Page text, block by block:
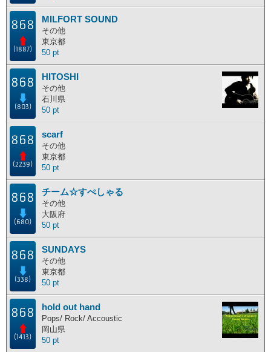
868
(1887)
MILFORT SOUND
その他
東京都
50 pt
868
(803)
HITOSHI
その他
石川県
50 pt
868
(2239)
scarf
その他
東京都
50 pt
868
(680)
チーム☆すぺしゃる
その他
大阪府
50 pt
868
(338)
SUNDAYS
その他
東京都
50 pt
868
(1413)
hold out hand
Pops/ Rock/ Accoustic
岡山県
50 pt